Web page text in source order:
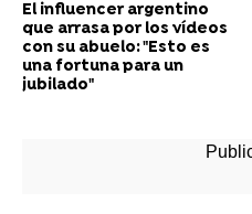
El influencer argentino
que arrasa por los vídeos
con su abuelo: "Esto es
una fortuna para un
jubilado"